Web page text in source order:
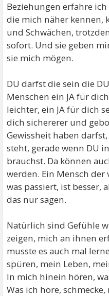
Beziehungen erfahre
die mich näher kennen,
und Schwächen,
sofort. Und sie geben
sie mich mögen.
DU darfst die sein die
Menschen ein JA für
leichter, ein JA für dich
dich sichererer und
Gewissheit haben
steht, gerade wenn DU
brauchst. Da können
werden. Ein Mensch der
was passiert, ist besser,
das nur sagen.
Natürlich sind Gefühle
zeigen, mich an ihnen
musste es auch mal
spüren, mein Leben,
In mich hinein hören,
Was ich höre,